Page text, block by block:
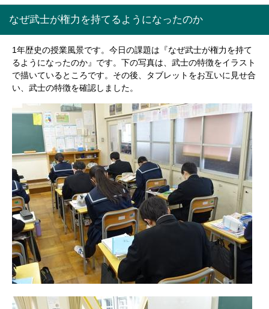
なぜ武士が権力を持てるようになったのか
1年歴史の授業風景です。今日の課題は『なぜ武士が権力を持て
るようになったのか』です。下の写真は、武士の特徴をイラスト
で描いているところです。その後、タブレットをお互いに見せ合
い、武士の特徴を確認しました。